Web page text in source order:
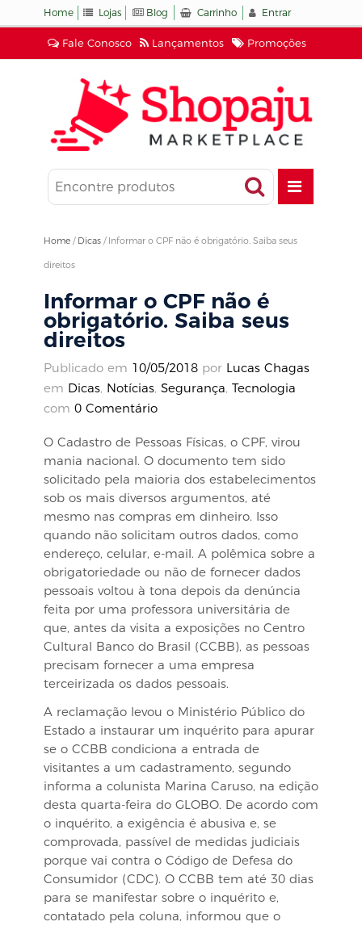
Fale Conosco Lançamentos Promoções
Home Lojas Blog Carrinho Entrar
Home / Dicas / Informar o CPF não é obrigatório. Saiba seus
direitos
Informar o CPF não é
obrigatório. Saiba seus
direitos
Publicado em 10/05/2018 por Lucas Chagas
em Dicas, Notícias, Segurança, Tecnologia
com 0 Comentário
O Cadastro de Pessoas Físicas, o CPF, virou
mania nacional. O documento tem sido
solicitado pela maioria dos estabelecimentos
sob os mais diversos argumentos, até
mesmo nas compras em dinheiro. Isso
quando não solicitam outros dados, como
endereço, celular, e-mail. A polêmica sobre a
obrigatoriedade ou não de fornecer dados
pessoais voltou à tona depois da denúncia
feita por uma professora universitária de
que, antes da visita a exposições no Centro
Cultural Banco do Brasil (CCBB), as pessoas
precisam fornecer a uma empresa
terceirizada os dados pessoais.
A reclamação levou o Ministério Público do
Estado a instaurar um inquérito para apurar
se o CCBB condiciona a entrada de
visitantes a um cadastramento, segundo
informa a colunista Marina Caruso, na edição
desta quarta-feira do GLOBO. De acordo com
o inquérito, a exigência é abusiva e, se
comprovada, passível de medidas judiciais
porque vai contra o Código de Defesa do
Consumidor (CDC). O CCBB tem até 30 dias
para se manifestar sobre o inquérito e,
contatado pela coluna, informou que o